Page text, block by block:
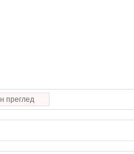
преглед